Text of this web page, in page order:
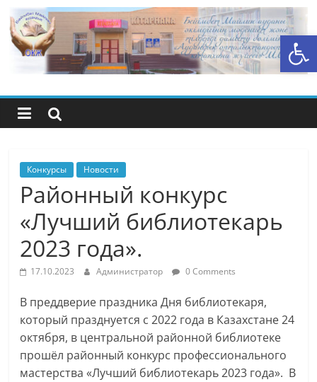
Открыть панель инструментов
Перейти
содержимому
Центральная
библиотечная
система
района
Беимбета
Майлина
Конкурсы Новости
Районный конкурс
«Лучший библиотекарь
2023 года».
17.10.2023 Администратор 0 Comments
В преддверие праздника Дня библиотекаря,
который празднуется с 2022 года в Казахстане 24
октября, в центральной районной библиотеке
прошёл районный конкурс профессионального
мастерства «Лучший библиотекарь 2023 года». В